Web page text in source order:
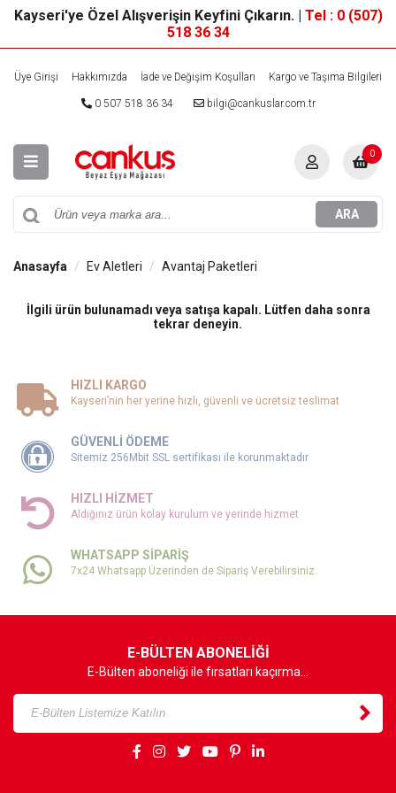
Kayseri'ye Özel Alışverişin Keyfini Çıkarın. | Tel : 0 (507)
518 36 34
Üye Girişi Hakkımızda İade ve Değişim Koşulları Kargo ve Taşıma Bilgileri
0 507 518 36 34 bilgi@cankuslar.com.tr
ARA
0
Anasayfa Ev Aletleri Avantaj Paketleri
İlgili ürün bulunamadı veya satışa kapalı. Lütfen daha sonra
tekrar deneyin.
HIZLI KARGO
Kayseri’nin her yerine hızlı, güvenli ve ücretsiz teslimat
GÜVENLİ ÖDEME
Sitemiz 256Mbit SSL sertifikası ile korunmaktadır
HIZLI HİZMET
Aldığınız ürün kolay kurulum ve yerinde hizmet
WHATSAPP SİPARİŞ
7x24 Whatsapp Üzerinden de Sipariş Verebilirsiniz.
E-BÜLTEN ABONELİĞİ
E-Bülten aboneliği ile fırsatları kaçırma...